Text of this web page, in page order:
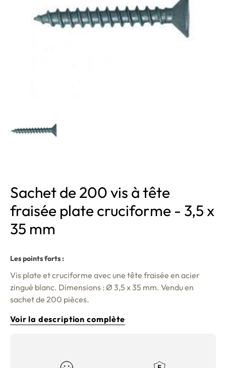
Sachet de 200 vis à tête
fraisée plate cruciforme - 3,5 x
35 mm
Les points forts :
Vis plate et cruciforme avec une tête fraisée en acier
zingué blanc. Dimensions : Ø 3,5 x 35 mm. Vendu en
sachet de 200 pièces.
Voir la description complète